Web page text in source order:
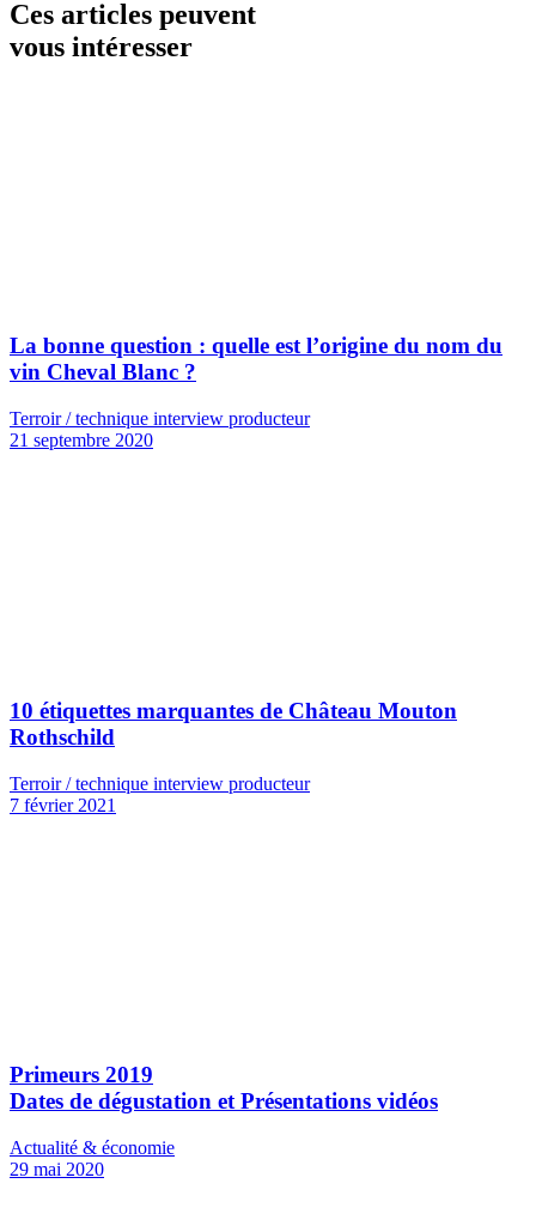
Ces articles peuvent
vous intéresser
La bonne question : quelle est l’origine du nom du
vin Cheval Blanc ?
Terroir / technique interview producteur
21 septembre 2020
10 étiquettes marquantes de Château Mouton
Rothschild
Terroir / technique interview producteur
7 février 2021
Primeurs 2019
Dates de dégustation et Présentations vidéos
Actualité & économie
29 mai 2020